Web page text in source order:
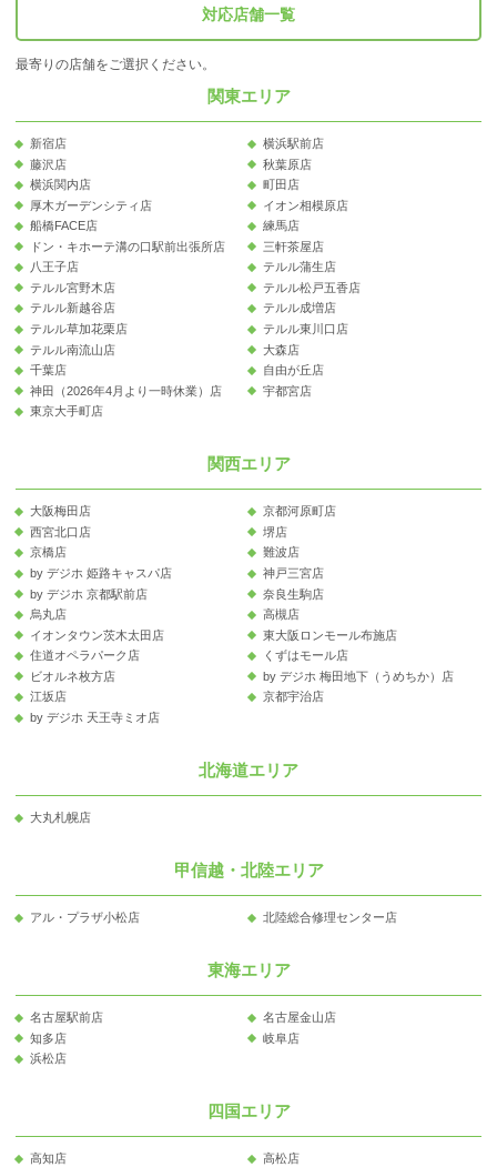
対応店舗一覧
最寄りの店舗をご選択ください。
関東エリア
新宿店
横浜駅前店
藤沢店
秋葉原店
横浜関内店
町田店
厚木ガーデンシティ店
イオン相模原店
船橋FACE店
練馬店
ドン・キホーテ溝の口駅前出張所店
三軒茶屋店
八王子店
テルル蒲生店
テルル宮野木店
テルル松戸五香店
テルル新越谷店
テルル成増店
テルル草加花栗店
テルル東川口店
テルル南流山店
大森店
千葉店
自由が丘店
神田（2026年4月より一時休業）店
宇都宮店
東京大手町店
関西エリア
大阪梅田店
京都河原町店
西宮北口店
堺店
京橋店
難波店
by デジホ 姫路キャスパ店
神戸三宮店
by デジホ 京都駅前店
奈良生駒店
烏丸店
高槻店
イオンタウン茨木太田店
東大阪ロンモール布施店
住道オペラパーク店
くずはモール店
ビオルネ枚方店
by デジホ 梅田地下（うめちか）店
江坂店
京都宇治店
by デジホ 天王寺ミオ店
北海道エリア
大丸札幌店
甲信越・北陸エリア
アル・プラザ小松店 北陸総合修理センター店
東海エリア
名古屋駅前店
名古屋金山店
知多店
岐阜店
浜松店
四国エリア
高知店 高松店